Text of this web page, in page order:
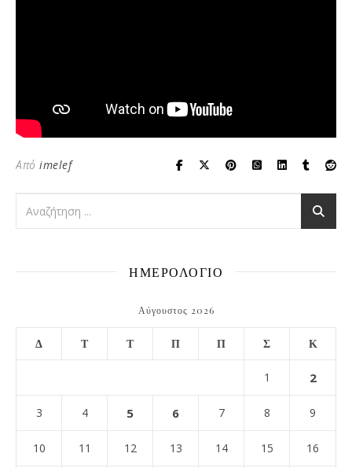
Από imelef
ΗΜΕΡΟΛΟΓΙΟ
Αύγουστος 2026
Δ Τ Τ Π Π Σ Κ
1 2
3 4 5 6 7 8 9
10 11 12 13 14 15 16